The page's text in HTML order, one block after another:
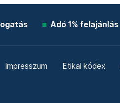
Adó 1% felajánlás
Impresszum Etikai kódex